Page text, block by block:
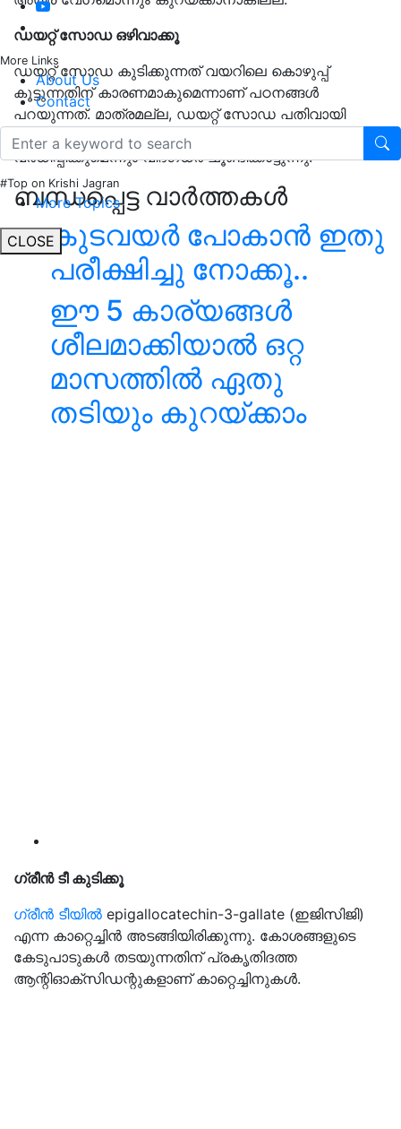
More Links
About Us
Contact
#Top on Krishi Jagran
More Topics
CLOSE
ഡയറ്റ് സോഡ ഒഴിവാക്കൂ
ഡയറ്റ് സോഡ കുടിക്കുന്നത് വയറിലെ കൊഴുപ്പ്
കൂട്ടുന്നതിന് കാരണമാകുമെന്നാണ് പഠനങ്ങൾ
പറയുന്നത്. മാത്രമല്ല, ഡയറ്റ് സോഡ പതിവായി
കഴിക്കുന്നത് ടൈപ്പ് 2 പ്രമേഹ സാധ്യത
വർധിപ്പിക്കുമെന്നും വിദഗ്ധർ ചൂണ്ടിക്കാട്ടുന്നു.
ബന്ധപ്പെട്ട വാർത്തകൾ
കുടവയർ പോകാൻ ഇതു
പരീക്ഷിച്ചു നോക്കൂ..
ഈ 5 കാര്യങ്ങൾ
ശീലമാക്കിയാൽ ഒറ്റ
മാസത്തില്‍ ഏതു
തടിയും കുറയ്ക്കാം
ഗ്രീൻ ടീ കുടിക്കൂ
ഗ്രീൻ ടീയിൽ epigallocatechin-3-gallate (ഇജിസിജി)
എന്ന കാറ്റെച്ചിൻ അടങ്ങിയിരിക്കുന്നു. കോശങ്ങളുടെ
കേടുപാടുകൾ തടയുന്നതിന് പ്രകൃതിദത്ത
ആന്റിഓക്‌സിഡന്റുകളാണ് കാറ്റെച്ചിനുകൾ.